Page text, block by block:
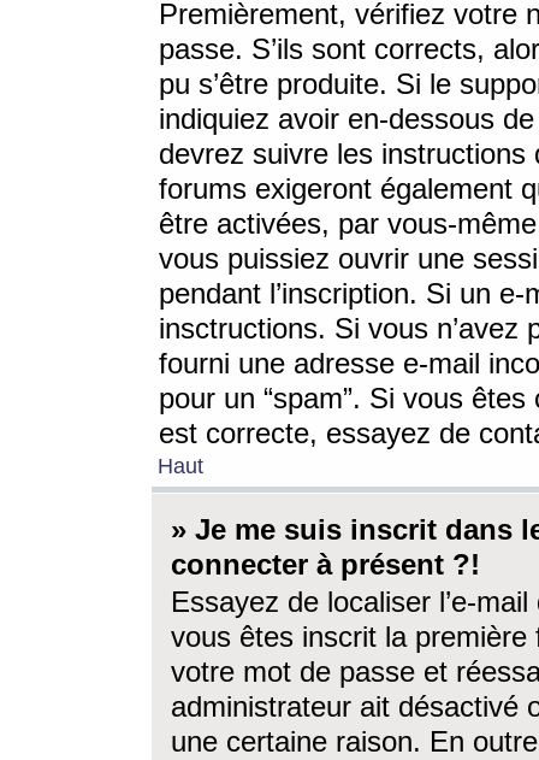
Premièrement, vérifiez votre
passe. S’ils sont corrects,
pu s’être produite. Si le
indiquiez avoir en-dessous
devrez suivre les
forums exigeront également
être activées, par vous-
vous puissiez ouvrir une
pendant l’inscription. Si un
insctructions. Si vous n’avez
fourni une adresse e-mail
pour un “spam”. Si vous
est correcte, essayez de
Haut
» Je me suis inscrit dans
connecter à présent ?!
Essayez de localiser l’e-
vous êtes inscrit la première
votre mot de passe et
administrateur ait désactivé
une certaine raison. En